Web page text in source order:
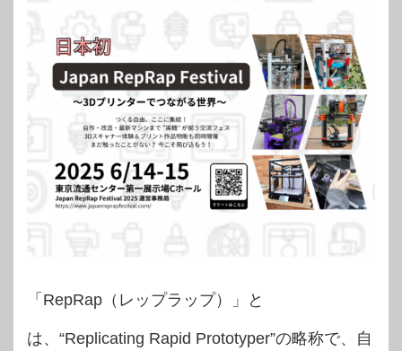
「RepRap（レップラップ）」と
は、“Replicating Rapid Prototyper”の略称で、自